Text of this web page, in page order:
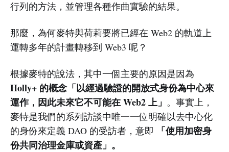
行列的方法，並管理各種作曲實驗的結果。
那麼，為何麥特與荷莉要將已經在 Web2 的軌道上
運轉多年的計畫轉移到 Web3 呢？
根據麥特的說法，其中一個主要的原因是因為
Holly+ 的概念「以經過驗證的開放式身份為中心來
運作，因此未來它不可能在 Web2 上」 。事實上，
麥特是我們的系列訪談中唯一一位明確以去中心化
的身份來定義 DAO 的受訪者，意即
「使用加密身
份共同治理金庫或資產」。